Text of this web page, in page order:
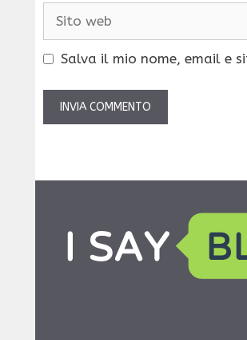
Salva il mio nome, email e